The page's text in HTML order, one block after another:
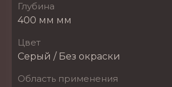
Глубина
400 мм мм
Цвет
Серый / Без окраски
Область применения